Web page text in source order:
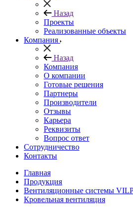
Назад
Проекты
Реализованные объекты
Компания
Назад
Компания
О компании
Готовые решения
Партнеры
Производители
Отзывы
Карьера
Реквизиты
Вопрос ответ
Сотрудничество
Контакты
Главная
Продукция
Вентиляционные системы
Кровельная вентиляция